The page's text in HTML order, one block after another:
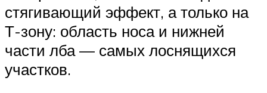
стягивающий эффект, а только на
Т-зону: область носа и нижней
части лба — самых лоснящихся
участков.